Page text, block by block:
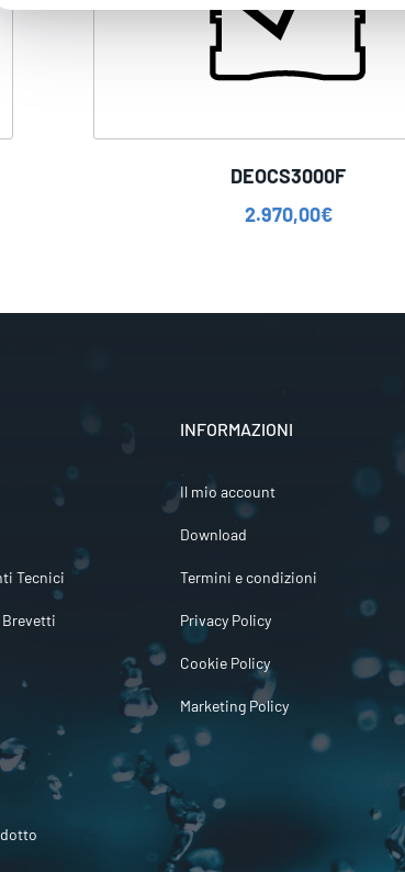
DEOCS3000F
2.970,00€
Tecnici
INFORMAZIONI
Il mio account
Download
Termini e condizioni
Privacy Policy
Cookie Policy
Marketing Policy